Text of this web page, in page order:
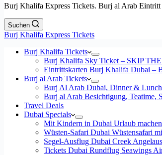
Burj Khalifa Express Tickets. Burj al Arab
Suchen
Burj Khalifa Express Tickets
Burj Khalifa Tickets
Burj Khalifa Sky Ticket – SKIP
Eintrittskarten Burj Khalifa Dubai –
Burj al Arab Tickets
Burj Al Arab Dubai, Dinner & Lunch,
Burj al Arab Besichtigung, Teatime,
Travel Deals
Dubai Specials
Mit Kindern in Dubai Urlaub machen
Wüsten-Safari Dubai Wüstensafari
Segel-Ausflug Dubai Creek
Tickets Dubai Rundflug Seawings